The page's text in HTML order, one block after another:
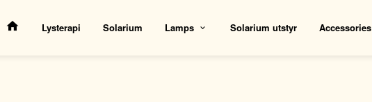
Lysterapi Solarium Lamps Solarium utstyr Accessories